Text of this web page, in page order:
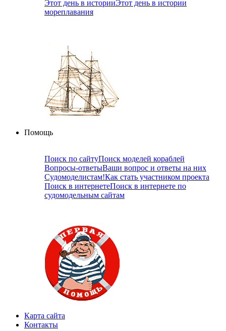
Этот день в историиЭтот день в истории
мореплавания
Помощь
Поиск по сайтуПоиск моделей кораблей
Вопросы-ответыВаши вопрос и ответы на них
Судомоделистам!Как стать участником проекта
Поиск в интернетеПоиск в интернете по
судомодельным сайтам
Карта сайта
Контакты